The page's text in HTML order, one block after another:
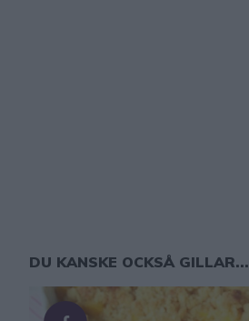
DU KANSKE OCKSÅ GILLAR...